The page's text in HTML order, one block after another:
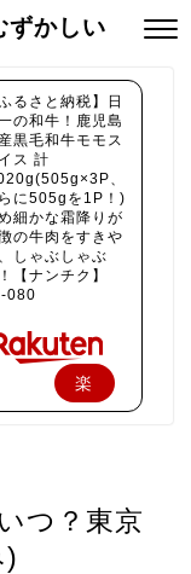
かしい
ふるさと納税】日
の和牛！鹿児島
黒毛和牛モモス
ス 計
、
に505gを1P！)
細かな霜降りが
の牛肉をすきや
しゃぶしゃぶ
【ナンチク】
080
楽
入
つ？東京
)